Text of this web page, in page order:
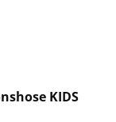
KIDS